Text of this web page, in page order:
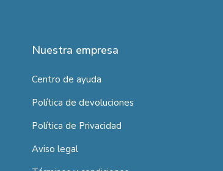
Nuestra empresa
Centro de ayuda
Política de devoluciones
Política de Privacidad
Aviso legal